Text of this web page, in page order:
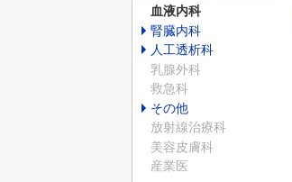
血液内科
腎臓内科
人工透析科
乳腺外科
救急科
その他
放射線治療科
美容皮膚科
産業医